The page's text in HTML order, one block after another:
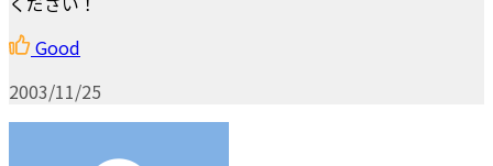
Good
2003/11/25